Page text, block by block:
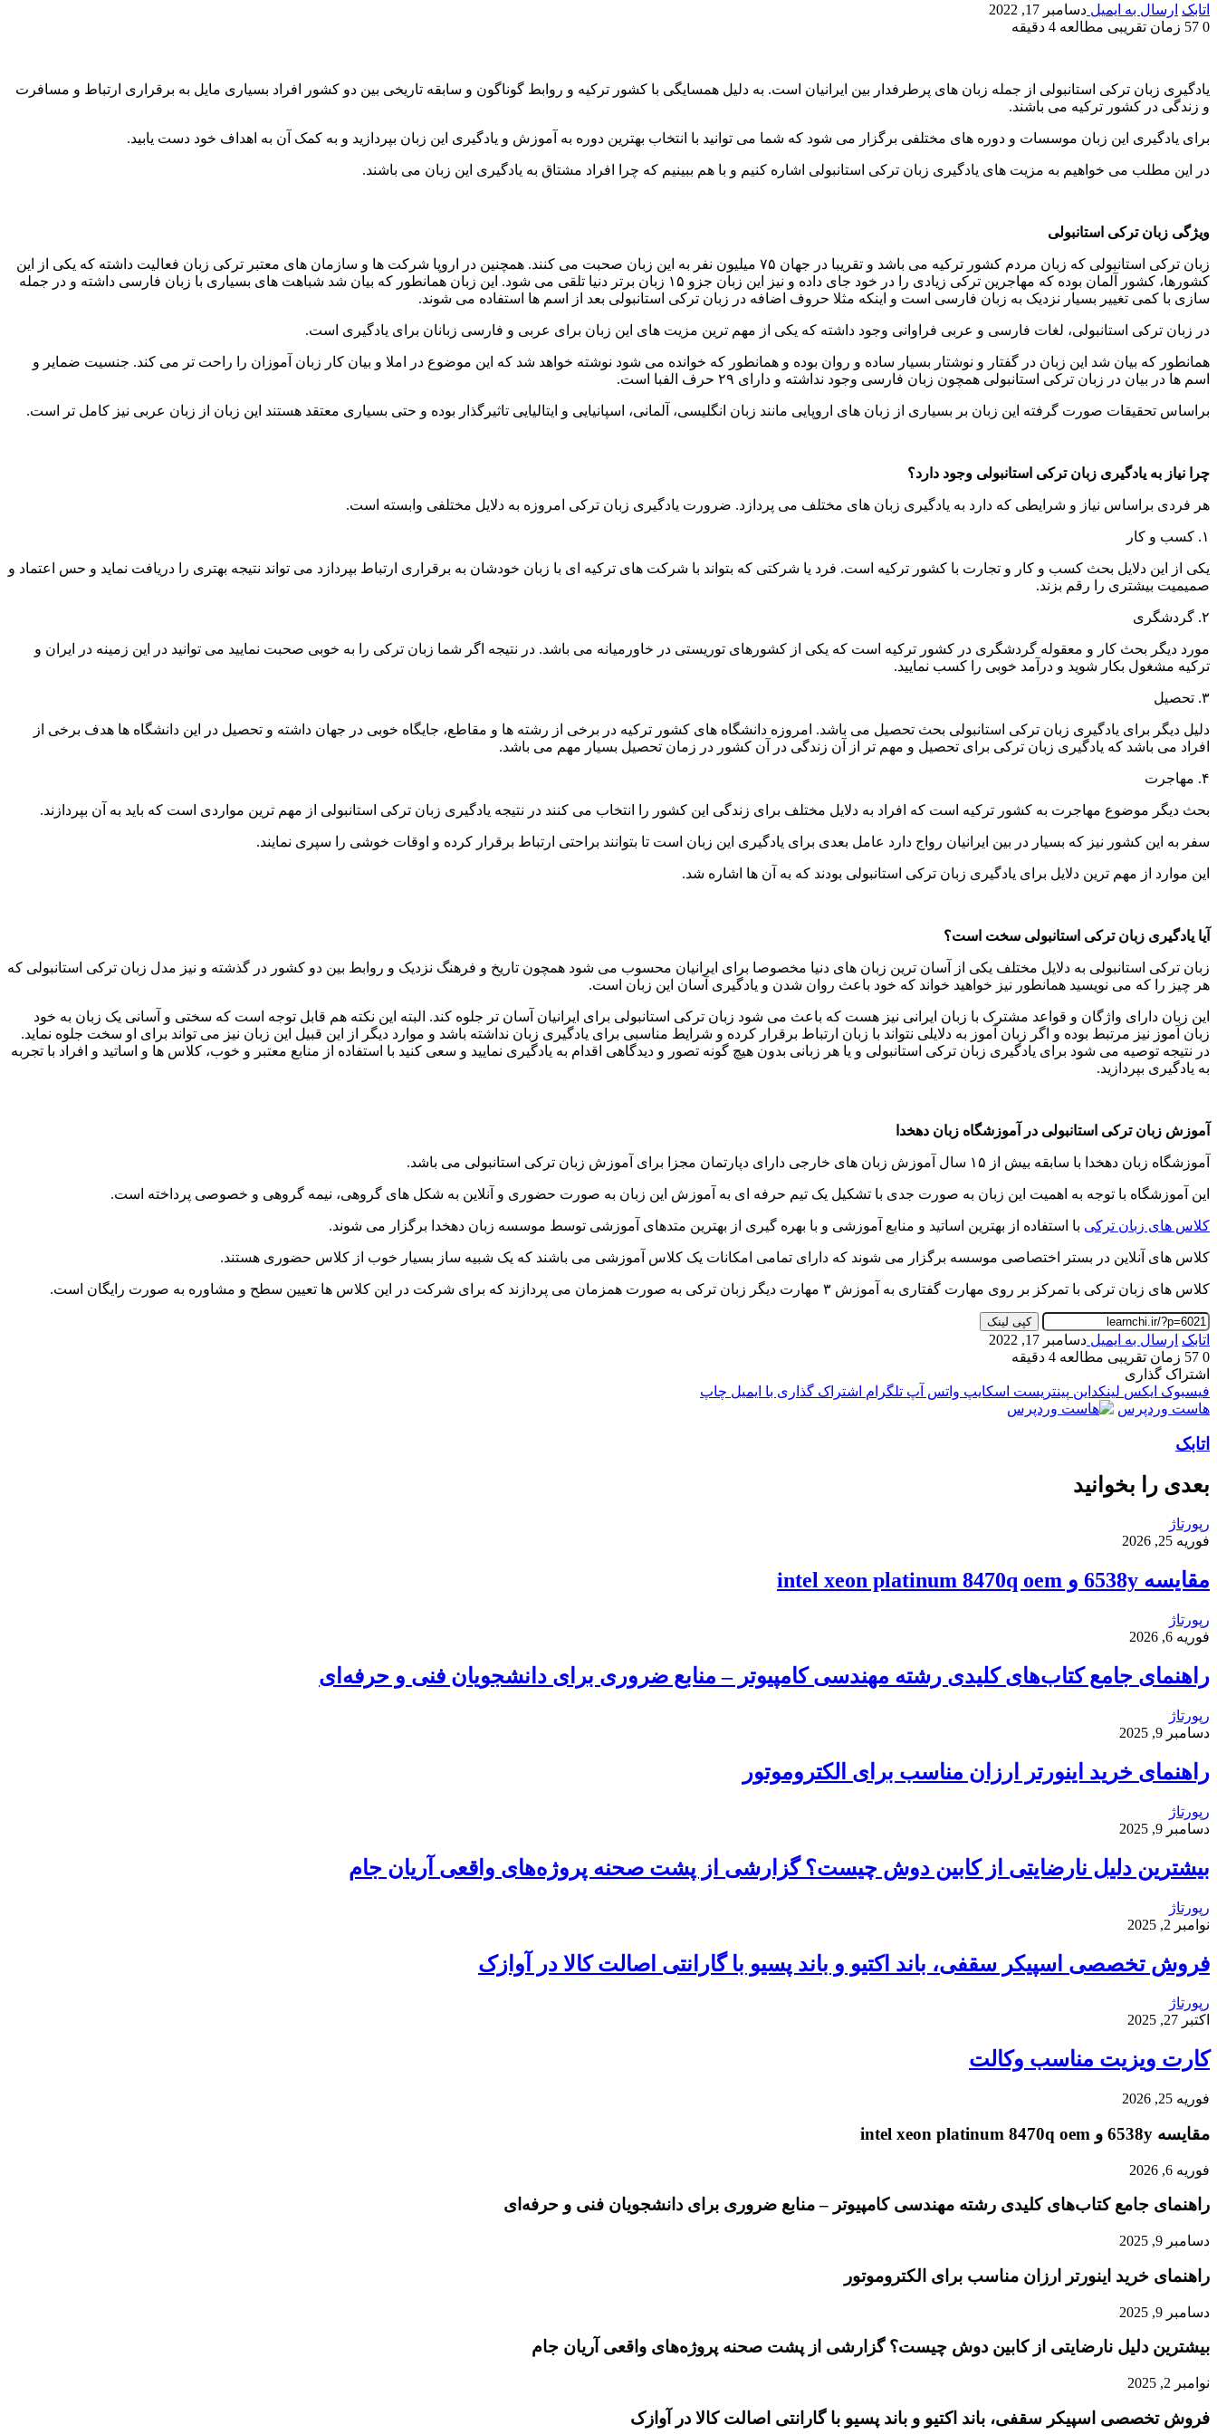
اتابک ارسال به ایمیل دسامبر 17, 2022
0
زمان تقریبی مطالعه 4 دقیقه
یادگیری زبان ترکی استانبولی از جمله زبان های پرطرفدار بین ایرانیان است. به دلیل همسایگی با کشور ترکیه و روابط گوناگون و سابقه تاریخی بین دو کشور افراد بسیاری مایل به برقراری ارتباط و مسافرت
و زندگی در کشور ترکیه می باشند.
برای یادگیری این زبان موسسات و دوره های مختلفی برگزار می شود که شما می توانید با انتخاب بهترین دوره به آموزش و یادگیری این زبان بپردازید و به کمک آن به اهداف خود دست یابید.
در این مطلب می خواهیم به مزیت های یادگیری زبان ترکی استانبولی اشاره کنیم و با هم ببینیم که چرا افراد مشتاق به یادگیری این زبان می باشند.
ویژگی زبان ترکی استانبولی
زبان ترکی استانبولی که زبان مردم کشور ترکیه می باشد و تقریبا در جهان ۷۵ میلیون نفر به این زبان صحبت می کنند. همچنین در اروپا شرکت ها و سازمان های معتبر ترکی زبان فعالیت داشته که یکی از این
کشورها، کشور آلمان بوده که مهاجرین ترکی زیادی را در خود جای داده و نیز این زبان جزو ۱۵ زبان برتر دنیا تلقی می شود. این زبان همانطور که بیان شد شباهت های بسیاری با زبان فارسی داشته و در جمله
سازی با کمی تغییر بسیار نزدیک به زبان فارسی است و اینکه مثلا حروف اضافه در زبان ترکی استانبولی بعد از اسم ها استفاده می شوند.
در زبان ترکی استانبولی، لغات فارسی و عربی فراوانی وجود داشته که یکی از مهم ترین مزیت های این زبان برای عربی و فارسی زبانان برای یادگیری است.
همانطور که بیان شد این زبان در گفتار و نوشتار بسیار ساده و روان بوده و همانطور که خوانده می شود نوشته خواهد شد که این موضوع در املا و بیان کار زبان آموزان را راحت تر می کند. جنسیت ضمایر و
اسم ها در بیان در زبان ترکی استانبولی همچون زبان فارسی وجود نداشته و دارای ۲۹ حرف الفبا است.
براساس تحقیقات صورت گرفته این زبان بر بسیاری از زبان های اروپایی مانند زبان انگلیسی، آلمانی، اسپانیایی و ایتالیایی تاثیرگذار بوده و حتی بسیاری معتقد هستند این زبان از زبان عربی نیز کامل تر است.
چرا نیاز به یادگیری زبان ترکی استانبولی وجود دارد؟
هر فردی براساس نیاز و شرایطی که دارد به یادگیری زبان های مختلف می پردازد. ضرورت یادگیری زبان ترکی امروزه به دلایل مختلفی وابسته است.
۱. کسب و کار
یکی از این دلایل بحث کسب و کار و تجارت با کشور ترکیه است. فرد یا شرکتی که بتواند با شرکت های ترکیه ای با زبان خودشان به برقراری ارتباط بپردازد می تواند نتیجه بهتری را دریافت نماید و حس اعتماد و
صمیمیت بیشتری را رقم بزند.
۲. گردشگری
مورد دیگر بحث کار و معقوله گردشگری در کشور ترکیه است که یکی از کشورهای توریستی در خاورمیانه می باشد. در نتیجه اگر شما زبان ترکی را به خوبی صحبت نمایید می توانید در این زمینه در ایران و
ترکیه مشغول بکار شوید و درآمد خوبی را کسب نمایید.
۳. تحصیل
دلیل دیگر برای یادگیری زبان ترکی استانبولی بحث تحصیل می باشد. امروزه دانشگاه های کشور ترکیه در برخی از رشته ها و مقاطع، جایگاه خوبی در جهان داشته و تحصیل در این دانشگاه ها هدف برخی از
افراد می باشد که یادگیری زبان ترکی برای تحصیل و مهم تر از آن زندگی در آن کشور در زمان تحصیل بسیار مهم می باشد.
۴. مهاجرت
بحث دیگر موضوع مهاجرت به کشور ترکیه است که افراد به دلایل مختلف برای زندگی این کشور را انتخاب می کنند در نتیجه یادگیری زبان ترکی استانبولی از مهم ترین مواردی است که باید به آن بپردازند.
سفر به این کشور نیز که بسیار در بین ایرانیان رواج دارد عامل بعدی برای یادگیری این زبان است تا بتوانند براحتی ارتباط برقرار کرده و اوقات خوشی را سپری نمایند.
این موارد از مهم ترین دلایل برای یادگیری زبان ترکی استانبولی بودند که به آن ها اشاره شد.
آیا یادگیری زبان ترکی استانبولی سخت است؟
زبان ترکی استانبولی به دلایل مختلف یکی از آسان ترین زبان های دنیا مخصوصا برای ایرانیان محسوب می شود همچون تاریخ و فرهنگ نزدیک و روابط بین دو کشور در گذشته و نیز مدل زبان ترکی استانبولی که
هر چیز را که می نویسید همانطور نیز خواهید خواند که خود باعث روان شدن و یادگیری آسان این زبان است.
این زبان دارای واژگان و قواعد مشترک با زبان ایرانی نیز هست که باعث می شود زبان ترکی استانبولی برای ایرانیان آسان تر جلوه کند. البته این نکته هم قابل توجه است که سختی و آسانی یک زبان به خود
زبان آموز نیز مرتبط بوده و اگر زبان آموز به دلایلی نتواند با زبان ارتباط برقرار کرده و شرایط مناسبی برای یادگیری زبان نداشته باشد و موارد دیگر از این قبیل این زبان نیز می تواند برای او سخت جلوه نماید.
در نتیجه توصیه می شود برای یادگیری زبان ترکی استانبولی و یا هر زبانی بدون هیچ گونه تصور و دیدگاهی اقدام به یادگیری نمایید و سعی کنید با استفاده از منابع معتبر و خوب، کلاس ها و اساتید و افراد با تجربه
به یادگیری بپردازید.
آموزش زبان ترکی استانبولی در آموزشگاه زبان دهخدا
آموزشگاه زبان دهخدا با سابقه بیش از ۱۵ سال آموزش زبان های خارجی دارای دپارتمان مجزا برای آموزش زبان ترکی استانبولی می باشد.
این آموزشگاه با توجه به اهمیت این زبان به صورت جدی با تشکیل یک تیم حرفه ای به آموزش این زبان به صورت حضوری و آنلاین به شکل های گروهی، نیمه گروهی و خصوصی پرداخته است.
کلاس های زبان ترکی با استفاده از بهترین اساتید و منابع آموزشی و با بهره گیری از بهترین متدهای آموزشی توسط موسسه زبان دهخدا برگزار می شوند.
کلاس های آنلاین در بستر اختصاصی موسسه برگزار می شوند که دارای تمامی امکانات یک کلاس آموزشی می باشند که یک شبیه ساز بسیار خوب از کلاس حضوری هستند.
کلاس های زبان ترکی با تمرکز بر روی مهارت گفتاری به آموزش ۳ مهارت دیگر زبان ترکی به صورت همزمان می پردازند که برای شرکت در این کلاس ها تعیین سطح و مشاوره به صورت رایگان است.
کپی لینک
اتابک ارسال به ایمیل دسامبر 17, 2022
0
زمان تقریبی مطالعه 4 دقیقه
اشتراک گذاری
فیسبوک ایکس لینکداین پینتریست اسکایپ واتس آپ تلگرام اشتراک گذاری با ایمیل چاپ
هاست وردپرس
اتابک
بعدی را بخوانید
رپورتاژ
فوریه 25, 2026
مقایسه 6538y و intel xeon platinum 8470q oem
رپورتاژ
فوریه 6, 2026
راهنمای جامع کتاب‌های کلیدی رشته مهندسی کامپیوتر – منابع ضروری برای دانشجویان فنی و حرفه‌ای
رپورتاژ
دسامبر 9, 2025
راهنمای خرید اینورتر ارزان مناسب برای الکتروموتور
رپورتاژ
دسامبر 9, 2025
بیشترین دلیل نارضایتی از کابین دوش چیست؟ گزارشی از پشت صحنه پروژه‌های واقعی آریان جام
رپورتاژ
نوامبر 2, 2025
فروش تخصصی اسپیکر سقفی، باند اکتیو و باند پسیو با گارانتی اصالت کالا در آوازک
رپورتاژ
اکتبر 27, 2025
کارت ویزیت مناسب وکالت
فوریه 25, 2026
مقایسه 6538y و intel xeon platinum 8470q oem
فوریه 6, 2026
راهنمای جامع کتاب‌های کلیدی رشته مهندسی کامپیوتر – منابع ضروری برای دانشجویان فنی و حرفه‌ای
دسامبر 9, 2025
راهنمای خرید اینورتر ارزان مناسب برای الکتروموتور
دسامبر 9, 2025
بیشترین دلیل نارضایتی از کابین دوش چیست؟ گزارشی از پشت صحنه پروژه‌های واقعی آریان جام
نوامبر 2, 2025
فروش تخصصی اسپیکر سقفی، باند اکتیو و باند پسیو با گارانتی اصالت کالا در آوازک